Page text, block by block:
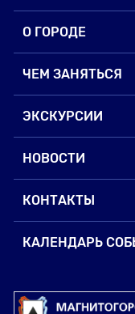
О ГОРОДЕ
ЧЕМ ЗАНЯТЬСЯ
ЭКСКУРСИИ
НОВОСТИ
КОНТАКТЫ
КАЛЕНДАРЬ